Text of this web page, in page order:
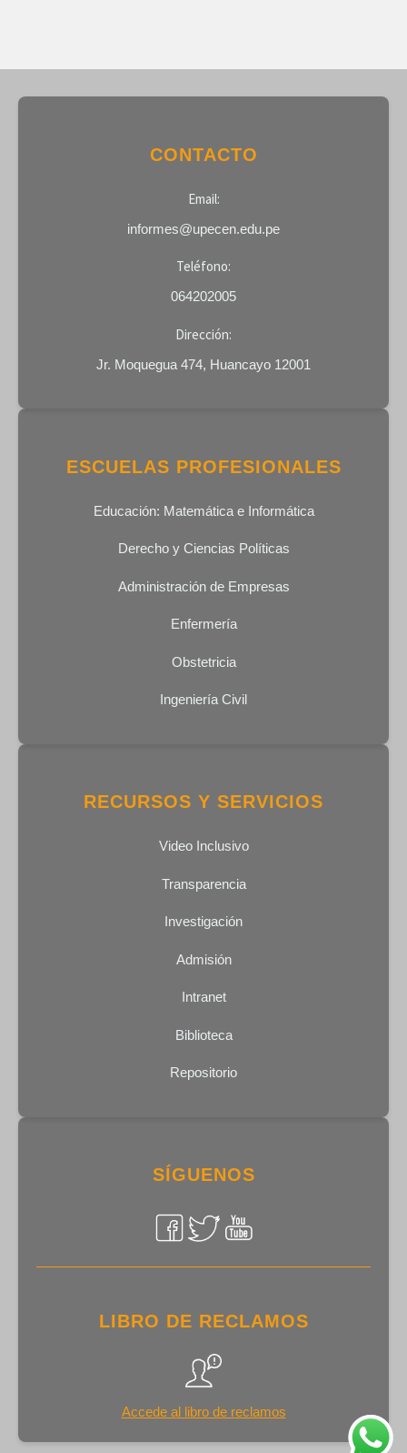
jestbahis
CONTACTO
Email:
informes@upecen.edu.pe
Teléfono:
064202005
Dirección:
Jr. Moquegua 474, Huancayo 12001
ESCUELAS PROFESIONALES
Educación: Matemática e Informática
Derecho y Ciencias Políticas
Administración de Empresas
Enfermería
Obstetricia
Ingeniería Civil
RECURSOS Y SERVICIOS
Video Inclusivo
Transparencia
Investigación
Admisión
Intranet
Biblioteca
Repositorio
SÍGUENOS
LIBRO DE RECLAMOS
Accede al libro de reclamos